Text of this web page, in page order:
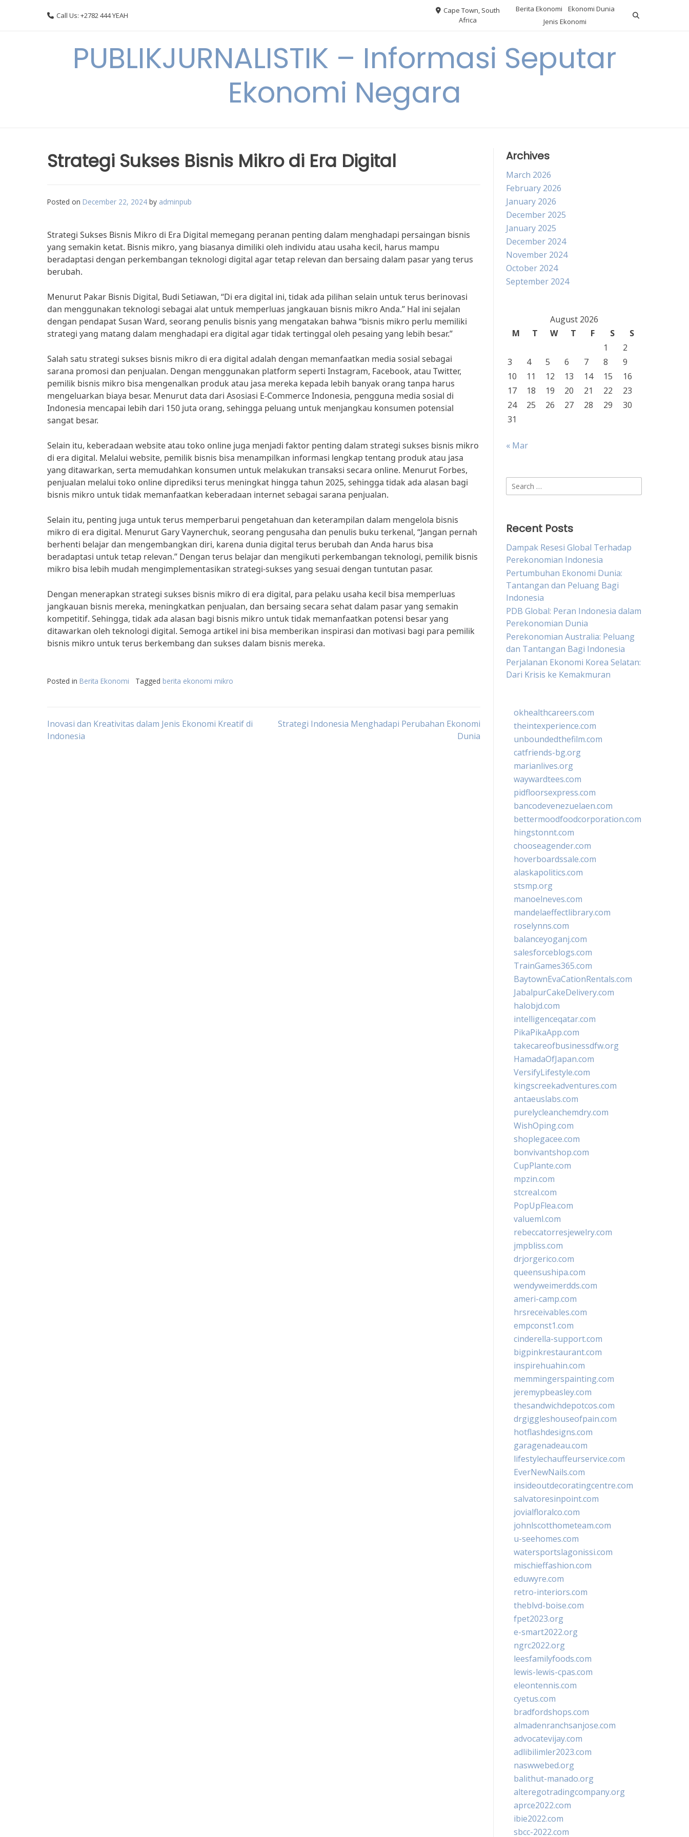
Call Us: +2782 444 YEAH
Cape Town, South
Africa
Berita Ekonomi
Ekonomi Dunia
Jenis Ekonomi
PUBLIKJURNALISTIK – Informasi Seputar
Ekonomi Negara
Strategi Sukses Bisnis Mikro di Era Digital
Posted on December 22, 2024 by adminpub
Strategi Sukses Bisnis Mikro di Era Digital memegang peranan penting dalam menghadapi persaingan bisnis
yang semakin ketat. Bisnis mikro, yang biasanya dimiliki oleh individu atau usaha kecil, harus mampu
beradaptasi dengan perkembangan teknologi digital agar tetap relevan dan bersaing dalam pasar yang terus
berubah.
Menurut Pakar Bisnis Digital, Budi Setiawan, “Di era digital ini, tidak ada pilihan selain untuk terus berinovasi
dan menggunakan teknologi sebagai alat untuk memperluas jangkauan bisnis mikro Anda.” Hal ini sejalan
dengan pendapat Susan Ward, seorang penulis bisnis yang mengatakan bahwa “bisnis mikro perlu memiliki
strategi yang matang dalam menghadapi era digital agar tidak tertinggal oleh pesaing yang lebih besar.”
Salah satu strategi sukses bisnis mikro di era digital adalah dengan memanfaatkan media sosial sebagai
sarana promosi dan penjualan. Dengan menggunakan platform seperti Instagram, Facebook, atau Twitter,
pemilik bisnis mikro bisa mengenalkan produk atau jasa mereka kepada lebih banyak orang tanpa harus
mengeluarkan biaya besar. Menurut data dari Asosiasi E-Commerce Indonesia, pengguna media sosial di
Indonesia mencapai lebih dari 150 juta orang, sehingga peluang untuk menjangkau konsumen potensial
sangat besar.
Selain itu, keberadaan website atau toko online juga menjadi faktor penting dalam strategi sukses bisnis mikro
di era digital. Melalui website, pemilik bisnis bisa menampilkan informasi lengkap tentang produk atau jasa
yang ditawarkan, serta memudahkan konsumen untuk melakukan transaksi secara online. Menurut Forbes,
penjualan melalui toko online diprediksi terus meningkat hingga tahun 2025, sehingga tidak ada alasan bagi
bisnis mikro untuk tidak memanfaatkan keberadaan internet sebagai sarana penjualan.
Selain itu, penting juga untuk terus memperbarui pengetahuan dan keterampilan dalam mengelola bisnis
mikro di era digital. Menurut Gary Vaynerchuk, seorang pengusaha dan penulis buku terkenal, “Jangan pernah
berhenti belajar dan mengembangkan diri, karena dunia digital terus berubah dan Anda harus bisa
beradaptasi untuk tetap relevan.” Dengan terus belajar dan mengikuti perkembangan teknologi, pemilik bisnis
mikro bisa lebih mudah mengimplementasikan strategi-sukses yang sesuai dengan tuntutan pasar.
Dengan menerapkan strategi sukses bisnis mikro di era digital, para pelaku usaha kecil bisa memperluas
jangkauan bisnis mereka, meningkatkan penjualan, dan bersaing secara sehat dalam pasar yang semakin
kompetitif. Sehingga, tidak ada alasan bagi bisnis mikro untuk tidak memanfaatkan potensi besar yang
ditawarkan oleh teknologi digital. Semoga artikel ini bisa memberikan inspirasi dan motivasi bagi para pemilik
bisnis mikro untuk terus berkembang dan sukses dalam bisnis mereka.
Posted in Berita Ekonomi Tagged berita ekonomi mikro
Post
Inovasi dan Kreativitas dalam Jenis Ekonomi Kreatif di
Indonesia
Strategi Indonesia Menghadapi Perubahan Ekonomi
Dunia
Archives
March 2026
February 2026
January 2026
December 2025
January 2025
December 2024
November 2024
October 2024
September 2024
August 2026
M
T W T F S
S
1
2
3
4 5 6 7 8
9
10
11 12 13 14 15
16
17
18 19 20 21 22
23
24
25 26 27 28 29
30
31
« Mar
Search
for:
Recent Posts
Dampak Resesi Global Terhadap
Perekonomian Indonesia
Pertumbuhan Ekonomi Dunia:
Tantangan dan Peluang Bagi
Indonesia
PDB Global: Peran Indonesia dalam
Perekonomian Dunia
Perekonomian Australia: Peluang
dan Tantangan Bagi Indonesia
Perjalanan Ekonomi Korea Selatan:
Dari Krisis ke Kemakmuran
okhealthcareers.com
theintexperience.com
unboundedthefilm.com
catfriends-bg.org
marianlives.org
waywardtees.com
pidfloorsexpress.com
bancodevenezuelaen.com
bettermoodfoodcorporation.com
hingstonnt.com
chooseagender.com
hoverboardssale.com
alaskapolitics.com
stsmp.org
manoelneves.com
mandelaeffectlibrary.com
roselynns.com
balanceyoganj.com
salesforceblogs.com
TrainGames365.com
BaytownEvaCationRentals.com
JabalpurCakeDelivery.com
halobjd.com
intelligenceqatar.com
PikaPikaApp.com
takecareofbusinessdfw.org
HamadaOfJapan.com
VersifyLifestyle.com
kingscreekadventures.com
antaeuslabs.com
purelycleanchemdry.com
WishOping.com
shoplegacee.com
bonvivantshop.com
CupPlante.com
mpzin.com
stcreal.com
PopUpFlea.com
valueml.com
rebeccatorresjewelry.com
jmpbliss.com
drjorgerico.com
queensushipa.com
wendyweimerdds.com
ameri-camp.com
hrsreceivables.com
empconst1.com
cinderella-support.com
bigpinkrestaurant.com
inspirehuahin.com
memmingerspainting.com
jeremypbeasley.com
thesandwichdepotcos.com
drgiggleshouseofpain.com
hotflashdesigns.com
garagenadeau.com
lifestylechauffeurservice.com
EverNewNails.com
insideoutdecoratingcentre.com
salvatoresinpoint.com
jovialfloralco.com
johnlscotthometeam.com
u-seehomes.com
watersportslagonissi.com
mischieffashion.com
eduwyre.com
retro-interiors.com
theblvd-boise.com
fpet2023.org
e-smart2022.org
ngrc2022.org
leesfamilyfoods.com
lewis-lewis-cpas.com
eleontennis.com
cyetus.com
bradfordshops.com
almadenranchsanjose.com
advocatevijay.com
adlibilimler2023.com
naswwebed.org
balithut-manado.org
alteregotradingcompany.org
aprce2022.com
ibie2022.com
sbcc-2022.com